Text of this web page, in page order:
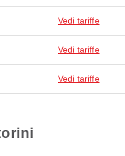
Vedi tariffe
Vedi tariffe
Vedi tariffe